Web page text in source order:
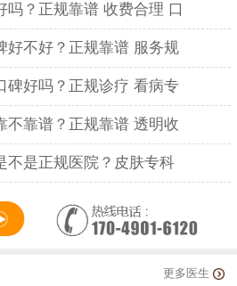
吗？正规靠谱 收费合理 口
好不好？正规靠谱 服务规
碑好吗？正规诊疗 看病专
不靠谱？正规靠谱 透明收
不是正规医院？皮肤专科
更多医生